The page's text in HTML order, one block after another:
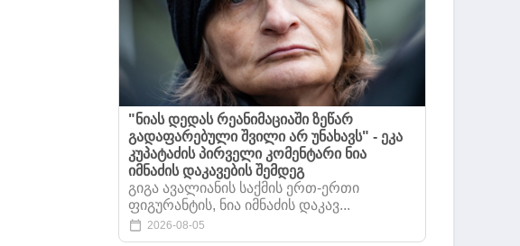
"ნიას დედას რეანიმაციაში ზეწარ
გადაფარებული შვილი არ უნახავს" - ეკა
კუპატაძის პირველი კომენტარი ნია
იმნაძის დაკავების შემდეგ
გიგა ავალიანის საქმის ერთ-ერთი
ფიგურანტის, ნია იმნაძის დაკავ...
2026-08-05